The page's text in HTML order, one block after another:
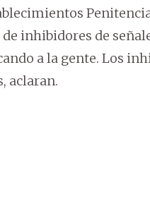
inhibidores de
a la gente. Los
aclaran.